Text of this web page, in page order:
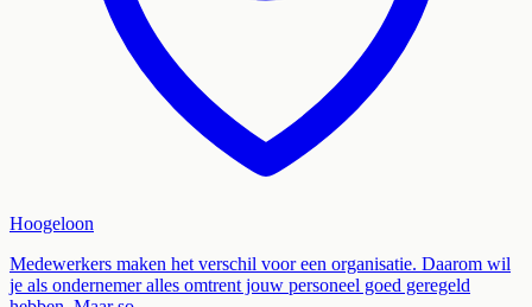
Hoogeloon
Medewerkers maken het verschil voor een organisatie. Daarom wil
je als ondernemer alles omtrent jouw personeel goed geregeld